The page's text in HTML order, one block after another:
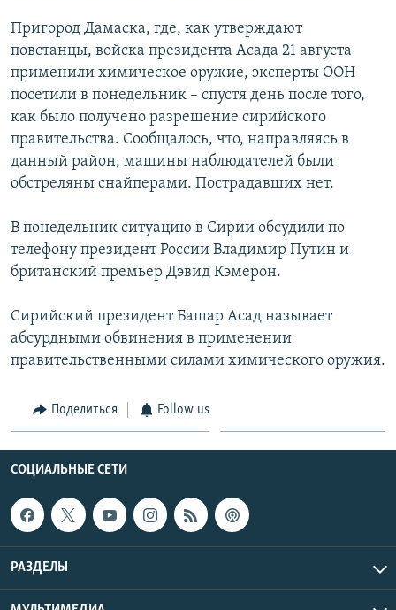
Пригород Дамаска, где, как утверждают
повстанцы, войска президента Асада 21 августа
применили химическое оружие, эксперты ООН
посетили в понедельник – спустя день после того,
как было получено разрешение сирийского
правительства. Сообщалось, что, направляясь в
данный район, машины наблюдателей были
обстреляны снайперами. Пострадавших нет.
В понедельник ситуацию в Сирии обсудили по
телефону президент России Владимир Путин и
британский премьер Дэвид Кэмерон.
Сирийский президент Башар Асад называет
абсурдными обвинения в применении
правительственными силами химического оружия.
Поделиться Follow us
СОЦИАЛЬНЫЕ СЕТИ
РАЗДЕЛЫ